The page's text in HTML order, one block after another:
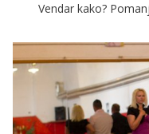
Vendar kako?
stres, ki ga
življenja, pa nas
telesne aktivnosti. V
vprašamo, kako to
Slovenk smo
in ohranjajo